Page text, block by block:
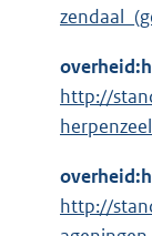
http://
http://